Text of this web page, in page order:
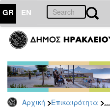
GR EN
Αρχική Επικαιρότητα ...
ΕΠΙΚΑΙΡΟΤΗΤΑ
-
Δημοπρασίες
Αρχείο
2026